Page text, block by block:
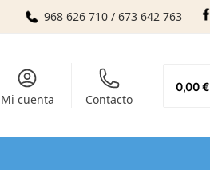
968 626 710 / 673 642 763
Mi cuenta Contacto
0,00€